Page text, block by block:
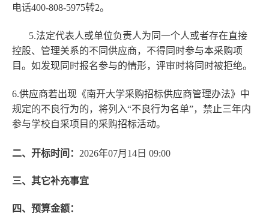
电话400-808-5975转2。
5.法定代表人或单位负责人为同一个人或者存在直接
控股、管理关系的不同供应商，不得同时参与本采购项
目。如发现同时报名参与的情形，评审时将同时被拒绝。
6.供应商若出现《南开大学采购招标供应商管理办法》中
规定的不良行为的，将列入“不良行为名单”，禁止三年内
参与学校自采项目的采购招标活动。
二、开标时间： 2026年07月14日 09:00
三、其它补充事宜
四、预算金额：